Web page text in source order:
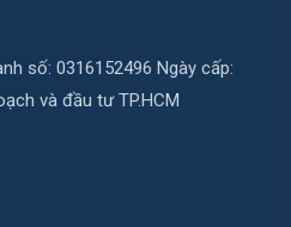
số: 0316152496 Ngày cấp:
và đầu tư TP.HCM